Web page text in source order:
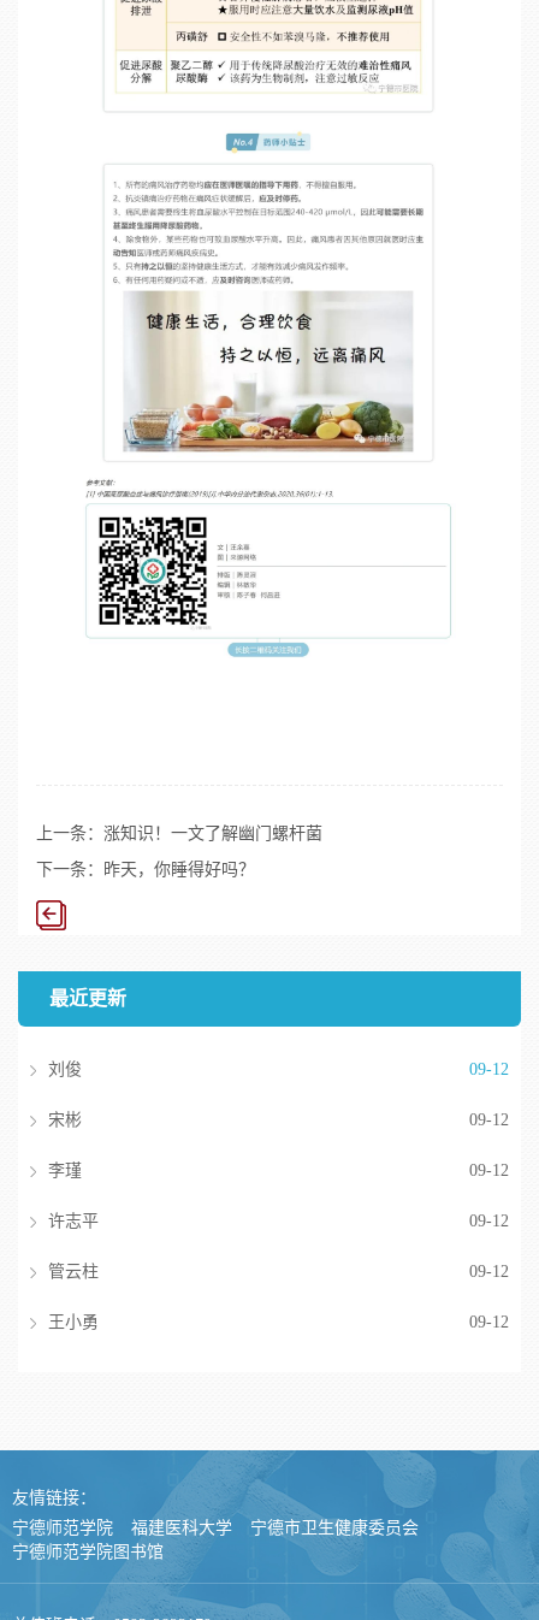
上一条： 涨知识！一文了解幽门螺杆菌
下一条：
昨天，你睡得好吗？
最近更新
刘俊 09-12
宋彬 09-12
李瑾 09-12
许志平 09-12
管云柱 09-12
王小勇 09-12
友情链接：
宁德师范学院
福建医科大学
宁德市卫生健康委员会
宁德师范学院图书馆